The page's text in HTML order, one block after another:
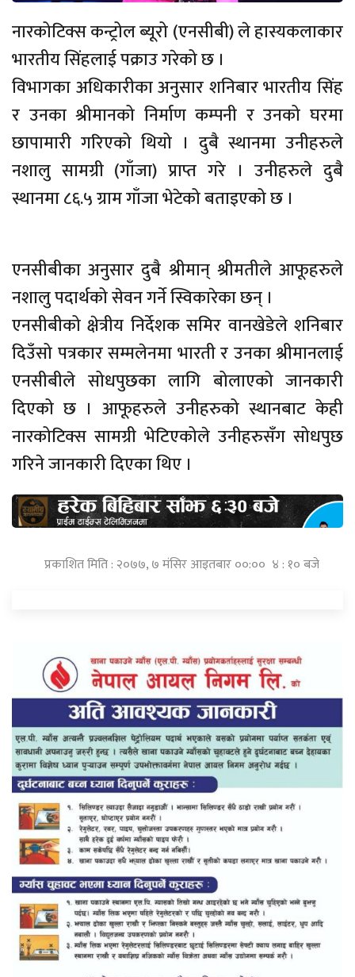
नारकोटिक्स कन्ट्रोल ब्यूरो (एनसीबी) ले हास्यकलाकार
भारतीय सिंहलाई पक्राउ गरेको छ ।
विभागका अधिकारीका अनुसार शनिबार भारतीय सिंह
र उनका श्रीमानको निर्माण कम्पनी र उनको घरमा
छापामारी गरिएको थियो । दुबै स्थानमा उनीहरुले
नशालु सामग्री (गाँजा) प्राप्त गरे । उनीहरुले दुबै
स्थानमा ८६.५ ग्राम गाँजा भेटेको बताइएको छ ।
एनसीबीका अनुसार दुबै श्रीमान् श्रीमतीले आफूहरुले
नशालु पदार्थको सेवन गर्ने स्विकारेका छन् ।
एनसीबीको क्षेत्रीय निर्देशक समिर वानखेडेले शनिबार
दिउँसो पत्रकार सम्मलेनमा भारती र उनका श्रीमानलाई
एनसीबीले सोधपुछका लागि बोलाएको जानकारी
दिएको छ । आफूहरुले उनीहरुको स्थानबाट केही
नारकोटिक्स सामग्री भेटिएकोले उनीहरुसँग सोधपुछ
गरिने जानकारी दिएका थिए ।
प्रकाशित मिति : २०७७, ७ मंसिर आइतबार ००:०० ४ : १० बजे